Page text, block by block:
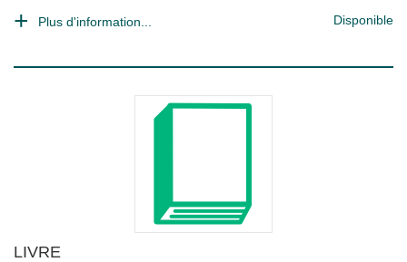
Plus d'information... Disponible
LIVRE